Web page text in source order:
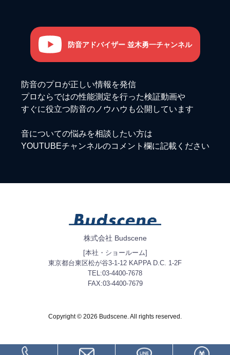
防音アドバイザー 並木勇一チャンネル
防音のプロが正しい情報を発信
プロならではの性能測定を行った検証動画や
すぐに役立つ防音のノウハウも公開しています
音についての悩みを相談したい方は
YOUTUBEチャンネルのコメント欄に記載ください
株式会社 Budscene
[本社・ショールーム]
東京都台東区松が谷3-1-12 KAPPA D.C. 1-2F
TEL:03-4400-7678
FAX:03-4400-7679
Copyright © 2026 Budscene. All rights reserved.